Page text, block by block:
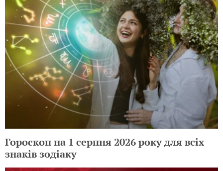
Гороскоп на 1 серпня 2026 року для всіх
знаків зодіаку